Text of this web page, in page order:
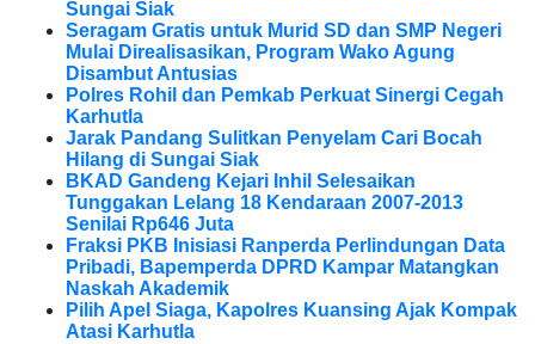
Sungai Siak
Seragam Gratis untuk Murid SD dan SMP Negeri
Mulai Direalisasikan, Program Wako Agung
Disambut Antusias
Polres Rohil dan Pemkab Perkuat Sinergi Cegah
Karhutla
Jarak Pandang Sulitkan Penyelam Cari Bocah
Hilang di Sungai Siak
BKAD Gandeng Kejari Inhil Selesaikan
Tunggakan Lelang 18 Kendaraan 2007-2013
Senilai Rp646 Juta
Fraksi PKB Inisiasi Ranperda Perlindungan Data
Pribadi, Bapemperda DPRD Kampar Matangkan
Naskah Akademik
Pilih Apel Siaga, Kapolres Kuansing Ajak Kompak
Atasi Karhutla